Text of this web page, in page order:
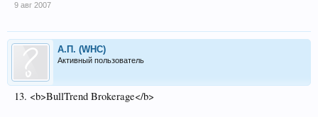
9 авг 2007
А.П. (WHC)
Активный пользователь
13. <b>BullTrend Brokerage</b>